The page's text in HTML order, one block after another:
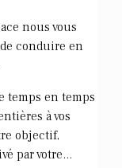
nous vous
conduire en
temps en temps
à vos
objectif,
par votre...